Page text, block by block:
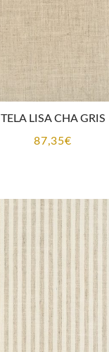
TELA LISA CHA GRIS
87,35€